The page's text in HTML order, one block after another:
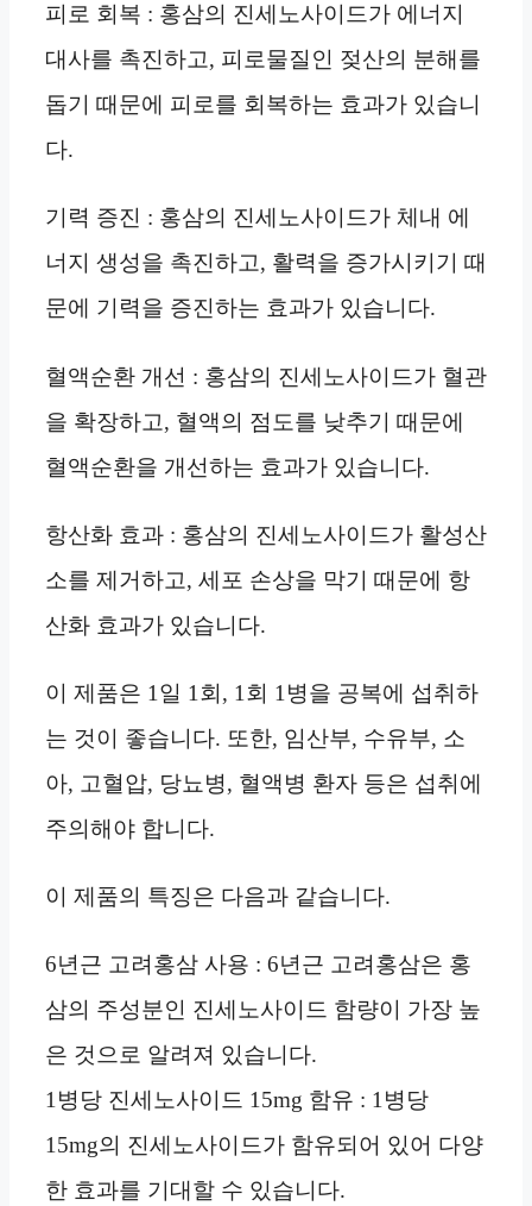
피로 회복 : 홍삼의 진세노사이드가 에너지
대사를 촉진하고, 피로물질인 젖산의 분해를
돕기 때문에 피로를 회복하는 효과가 있습니
다.
기력 증진 : 홍삼의 진세노사이드가 체내 에
너지 생성을 촉진하고, 활력을 증가시키기 때
문에 기력을 증진하는 효과가 있습니다.
혈액순환 개선 : 홍삼의 진세노사이드가 혈관
을 확장하고, 혈액의 점도를 낮추기 때문에
혈액순환을 개선하는 효과가 있습니다.
항산화 효과 : 홍삼의 진세노사이드가 활성산
소를 제거하고, 세포 손상을 막기 때문에 항
산화 효과가 있습니다.
이 제품은 1일 1회, 1회 1병을 공복에 섭취하
는 것이 좋습니다. 또한, 임산부, 수유부, 소
아, 고혈압, 당뇨병, 혈액병 환자 등은 섭취에
주의해야 합니다.
이 제품의 특징은 다음과 같습니다.
6년근 고려홍삼 사용 : 6년근 고려홍삼은 홍
삼의 주성분인 진세노사이드 함량이 가장 높
은 것으로 알려져 있습니다.
1병당 진세노사이드 15mg 함유 : 1병당
15mg의 진세노사이드가 함유되어 있어 다양
한 효과를 기대할 수 있습니다.